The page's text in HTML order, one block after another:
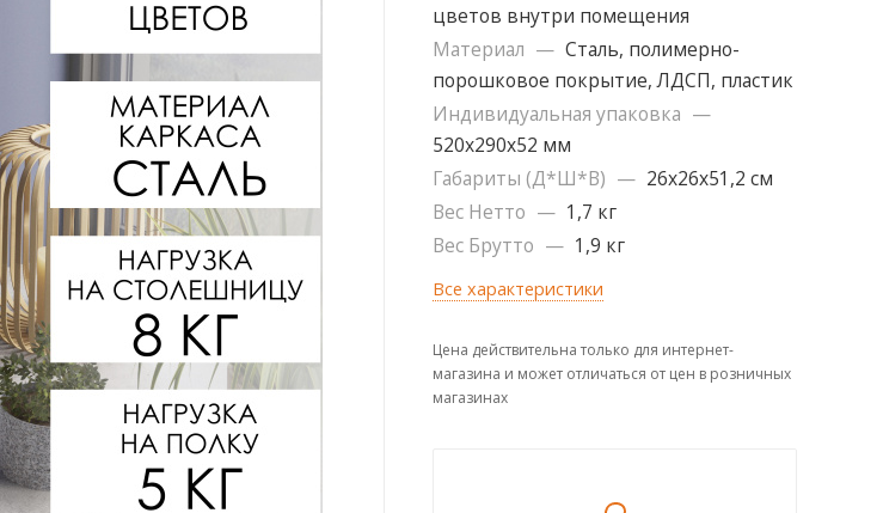
цветов внутри помещения
Материал — Сталь, полимерно-
порошковое покрытие, ЛДСП, пластик
Индивидуальная упаковка —
520х290х52 мм
Габариты (Д*Ш*В) — 26х26х51,2 см
Вес Нетто — 1,7 кг
Вес Брутто — 1,9 кг
Все характеристики
Цена действительна только для интернет-
магазина и может отличаться от цен в розничных
магазинах